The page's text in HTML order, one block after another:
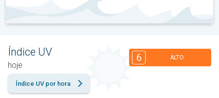
Índice UV
hoje
6 ALTO
Índice UV por hora